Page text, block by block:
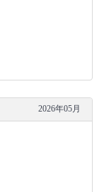
2026年05月